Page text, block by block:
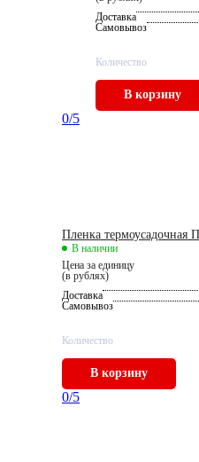
Доставка
Самовывоз
Количество
В корзину
0/5
Пленка
В наличии
Цена за единицу
(в рублях)
Доставка
Самовывоз
Количество
В корзину
0/5